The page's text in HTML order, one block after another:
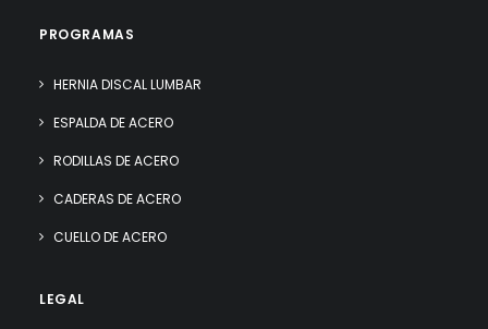
PROGRAMAS
HERNIA DISCAL LUMBAR
ESPALDA DE ACERO
RODILLAS DE ACERO
CADERAS DE ACERO
CUELLO DE ACERO
LEGAL